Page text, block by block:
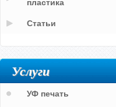
пластика
Статьи
Услуги
УФ печать